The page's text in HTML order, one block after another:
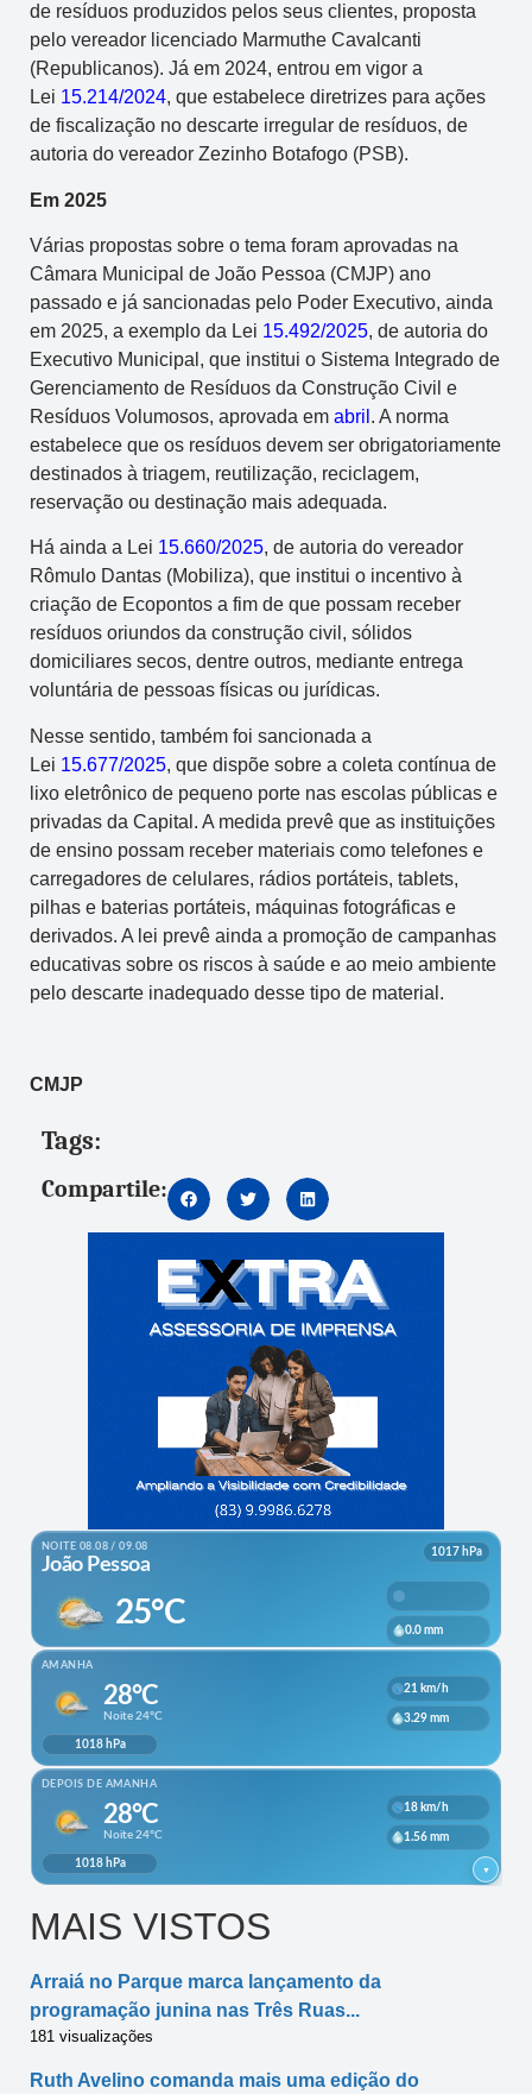
de resíduos produzidos pelos seus clientes, proposta
pelo vereador licenciado Marmuthe Cavalcanti
(Republicanos). Já em 2024, entrou em vigor a
Lei 15.214/2024, que estabelece diretrizes para ações
de fiscalização no descarte irregular de resíduos, de
autoria do vereador Zezinho Botafogo (PSB).
Em 2025
Várias propostas sobre o tema foram aprovadas na
Câmara Municipal de João Pessoa (CMJP) ano
passado e já sancionadas pelo Poder Executivo, ainda
em 2025, a exemplo da Lei 15.492/2025, de autoria do
Executivo Municipal, que institui o Sistema Integrado de
Gerenciamento de Resíduos da Construção Civil e
Resíduos Volumosos, aprovada em abril . A norma
estabelece que os resíduos devem ser obrigatoriamente
destinados à triagem, reutilização, reciclagem,
reservação ou destinação mais adequada.
Há ainda a Lei 15.660/2025, de autoria do vereador
Rômulo Dantas (Mobiliza), que institui o incentivo à
criação de Ecopontos a fim de que possam receber
resíduos oriundos da construção civil, sólidos
domiciliares secos, dentre outros, mediante entrega
voluntária de pessoas físicas ou jurídicas.
Nesse sentido, também foi sancionada a
Lei 15.677/2025, que dispõe sobre a coleta contínua de
lixo eletrônico de pequeno porte nas escolas públicas e
privadas da Capital. A medida prevê que as instituições
de ensino possam receber materiais como telefones e
carregadores de celulares, rádios portáteis, tablets,
pilhas e baterias portáteis, máquinas fotográficas e
derivados. A lei prevê ainda a promoção de campanhas
educativas sobre os riscos à saúde e ao meio ambiente
pelo descarte inadequado desse tipo de material.
CMJP
Tags:
Compartile:
MAIS VISTOS
Arraiá no Parque marca lançamento da
programação junina nas Três Ruas...
181 visualizações
Ruth Avelino comanda mais uma edição do